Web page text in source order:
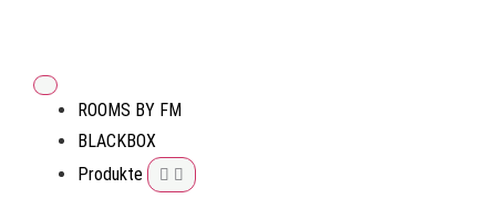
ROOMS BY FM
BLACKBOX
Produkte